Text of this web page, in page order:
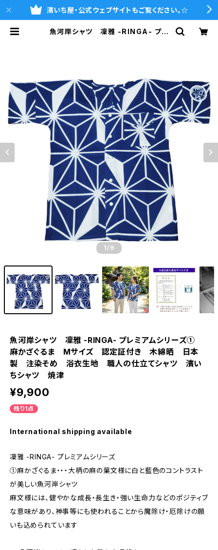
濱いち屋・公式ウェブサイトもご覧ください。☆
魚河岸シャツ 凜雅 -RINGA- プレ
1 /9
魚河岸シャツ 凜雅 -RINGA- プレミアムシリーズ①
麻かざぐるま Mサイズ 認定証付き 木綿晒 日本
製 注染そめ 浴衣生地 職人の仕立てシャツ 濱い
ちシャツ 焼津
¥9,900
残り1点
International shipping available
凜雅 -RINGA- プレミアムシリーズ
①麻かざぐるま・・・大柄の麻の葉文様に白と藍色のコントラスト
が美しい魚河岸シャツ
麻文様には、健やかな成長・長生き・強い生命力などのポジティブ
な意味があり、神事等にも使われることから魔除け・厄除けの願
いも込められています